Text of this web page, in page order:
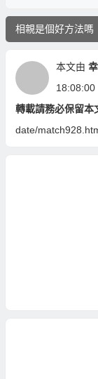
相親是個好方法嗎
本文由
18:08:00
轉載請務必保留本
date/